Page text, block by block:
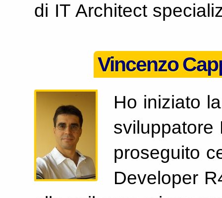
di IT Architect
Vincenzo
Ho iniziato
sviluppatore
proseguito
Developer